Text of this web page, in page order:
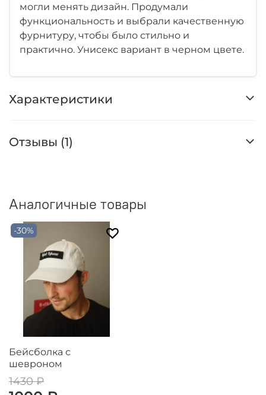
могли менять дизайн. Продумали
функциональность и выбрали качественную
фурнитуру, чтобы было стильно и
практично. Унисекс вариант в черном цвете.
Характеристики
Отзывы (1)
Аналогичные товары
-30%
Бейсболка с
шевроном
1430 ₽